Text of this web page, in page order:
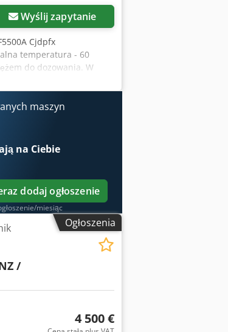
Wyślij zapytanie
Cjdpfx
temperatura - 60
do dozowania. W
maszyn
na Ciebie
dodaj ogłoszenie
miesiąc
Ogłoszenia
/
4 500 €